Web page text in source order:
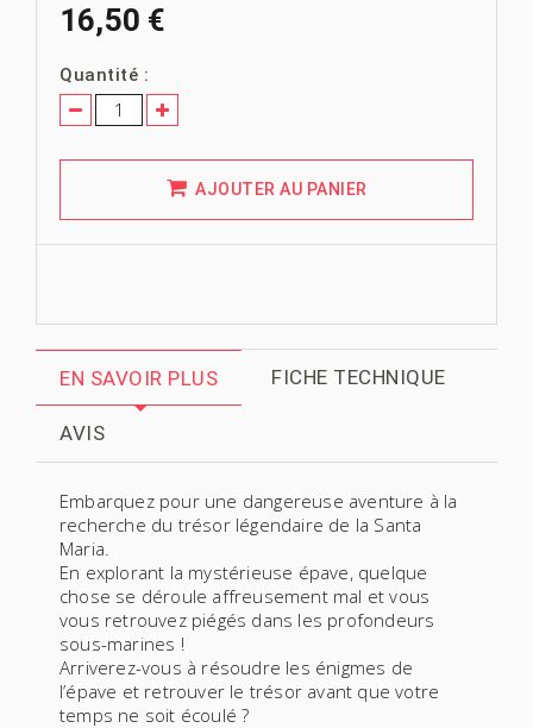
16,50 €
Quantité :
AJOUTER AU PANIER
EN SAVOIR PLUS FICHE TECHNIQUE
AVIS
Embarquez pour une dangereuse aventure à la
recherche du trésor légendaire de la Santa
Maria.
En explorant la mystérieuse épave, quelque
chose se déroule affreusement mal et vous
vous retrouvez piégés dans les profondeurs
sous-marines !
Arriverez-vous à résoudre les énigmes de
l’épave et retrouver le trésor avant que votre
temps ne soit écoulé ?